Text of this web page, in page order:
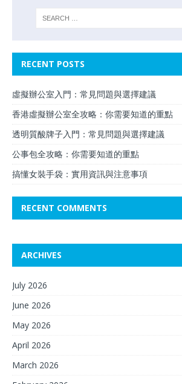
RECENT POSTS
虛擬辦公室入門：常見問題與選擇建議
香港虛擬辦公室全攻略：你需要知道的重點
透明質酸牌子入門：常見問題與選擇建議
公事包全攻略：你需要知道的重點
搞懂女裝手袋：實用資訊與注意事項
RECENT COMMENTS
ARCHIVES
July 2026
June 2026
May 2026
April 2026
March 2026